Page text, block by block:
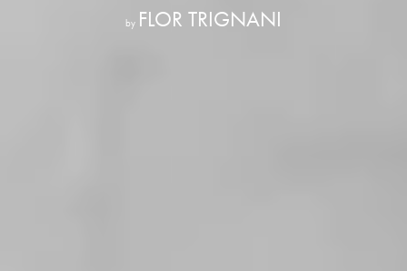
by FLOR TRIGNANI